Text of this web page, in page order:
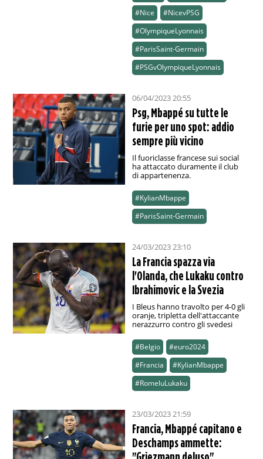
#Nice
#NicevPSG
#OlympiqueLyonnais
#ParisSaint-Germain
#PSGvOlympiqueLyonnais
06/04/2023 20:55
Psg, Mbappé su tutte le
furie per uno spot: addio
sempre più vicino
Il fuoriclasse francese sui social
ha attaccato duramente il club
di appartenenza.
#KylianMbappe
#ParisSaint-Germain
24/03/2023 23:10
La Francia spazza via
l'Olanda, che Lukaku contro
Ibrahimovic e la Svezia
I Bleus hanno travolto per 4-0 gli
oranje, tripletta dell'attaccante
nerazzurro contro gli svedesi
#Belgio
#euro2024
#Francia
#KylianMbappe
#RomeluLukaku
23/03/2023 21:59
Francia, Mbappé capitano e
Deschamps ammette: